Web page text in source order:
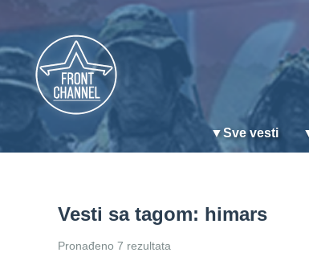
▼Sve vesti
Vesti sa tagom: himars
Pronađeno 7 rezultata